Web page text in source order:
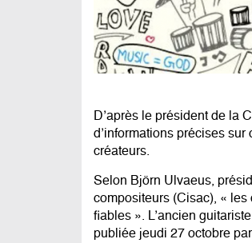
D’après le président de la
d’informations précises
créateurs.
Selon Björn Ulvaeus,
compositeurs (Cisac), « les
fiables ». L’ancien
publiée jeudi 27 octobre